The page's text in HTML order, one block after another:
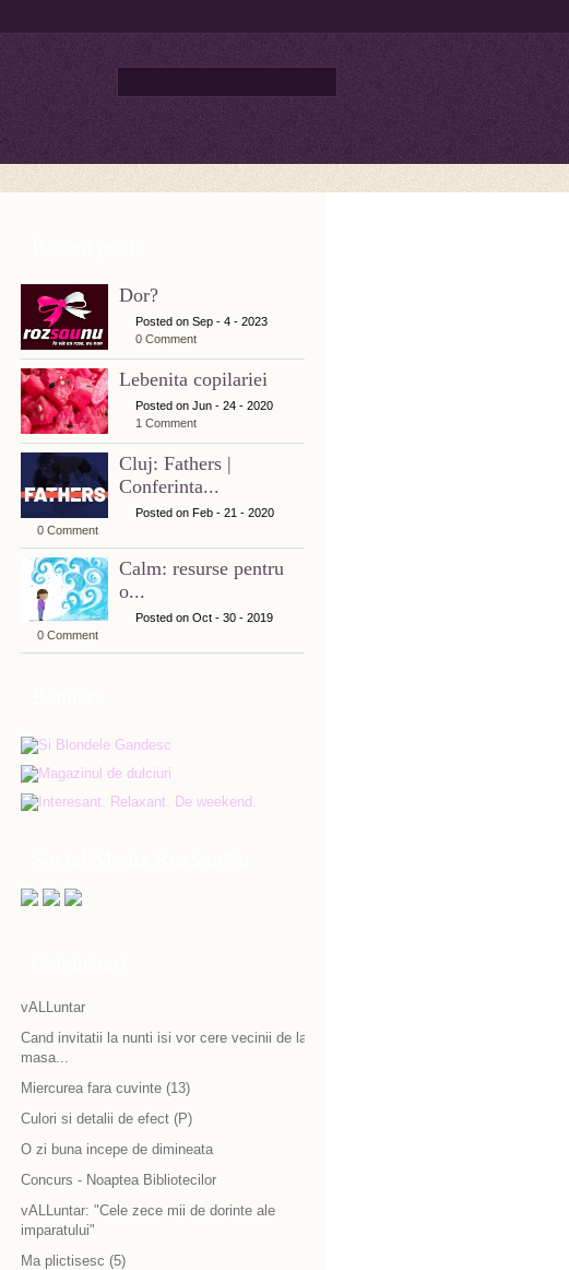
Dor?
Posted on Sep - 4 - 2023
0 Comment
Lebenita copilariei
Posted on Jun - 24 - 2020
1 Comment
Cluj: Fathers |
Conferinta...
Posted on Feb - 21 - 2020
0 Comment
Calm: resurse pentru
o...
Posted on Oct - 30 - 2019
0 Comment
vALLuntar
Cand invitatii la nunti isi vor cere vecinii de la
masa...
Miercurea fara cuvinte (13)
Culori si detalii de efect (P)
O zi buna incepe de dimineata
Concurs - Noaptea Bibliotecilor
vALLuntar: "Cele zece mii de dorinte ale
imparatului"
Ma plictisesc (5)